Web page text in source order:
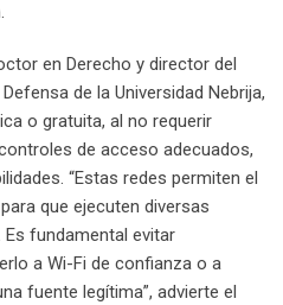
en Derecho y director del
de la Universidad Nebrija,
o gratuita, al no requerir
de acceso adecuados,
“Estas redes permiten el
que ejecuten diversas
fundamental evitar
a Wi-Fi de confianza o a
fuente legítima”, advierte el